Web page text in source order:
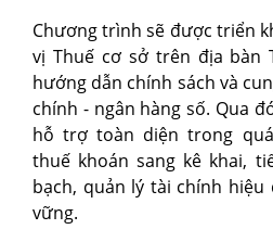
Chương trình sẽ được triển
vị Thuế cơ sở trên địa bàn
hướng dẫn chính sách và
chính - ngân hàng số. Qua
hỗ trợ toàn diện trong
thuế khoán sang kê khai,
bạch, quản lý tài chính
vững.